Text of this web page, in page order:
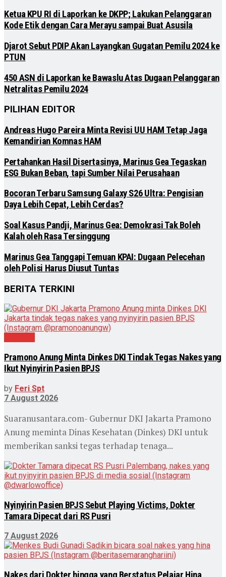
Ketua KPU RI di Laporkan ke DKPP; Lakukan Pelanggaran
Kode Etik dengan Cara Merayu sampai Buat Asusila
Djarot Sebut PDIP Akan Layangkan Gugatan Pemilu 2024 ke
PTUN
450 ASN di Laporkan ke Bawaslu Atas Dugaan Pelanggaran
Netralitas Pemilu 2024
PILIHAN EDITOR
Andreas Hugo Pareira Minta Revisi UU HAM Tetap Jaga
Kemandirian Komnas HAM
Pertahankan Hasil Disertasinya, Marinus Gea Tegaskan
ESG Bukan Beban, tapi Sumber Nilai Perusahaan
Bocoran Terbaru Samsung Galaxy S26 Ultra: Pengisian
Daya Lebih Cepat, Lebih Cerdas?
Soal Kasus Pandji, Marinus Gea: Demokrasi Tak Boleh
Kalah oleh Rasa Tersinggung
Marinus Gea Tanggapi Temuan KPAI: Dugaan Pelecehan
oleh Polisi Harus Diusut Tuntas
BERITA TERKINI
Pramono Anung Minta Dinkes DKI Tindak Tegas Nakes yang
Ikut Nyinyirin Pasien BPJS
by Feri Spt
7 August 2026
Suaranusantara.com- Gubernur DKI Jakarta Pramono
Anung meminta Dinas Kesehatan (Dinkes) DKI untuk
memberikan sanksi tegas terhadap tenaga...
Nyinyirin Pasien BPJS Sebut Playing Victims, Dokter
Tamara Dipecat dari RS Pusri
7 August 2026